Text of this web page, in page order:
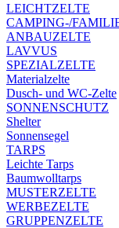
LEICHTZELTE
CAMPING-/
ANBAUZELTE
LAVVUS
SPEZIALZELTE
Materialzelte
Dusch- und WC-Zelte
SONNENSCHUTZ
Shelter
Sonnensegel
TARPS
Leichte Tarps
Baumwolltarps
MUSTERZELTE
WERBEZELTE
GRUPPENZELTE